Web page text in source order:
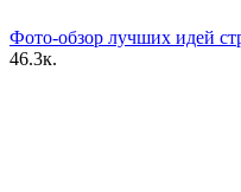
Фото-обзор лучших идей
46.3к.